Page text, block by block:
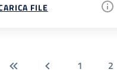
FILE
1 2